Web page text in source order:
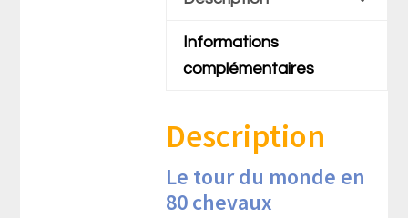
Informations
complémentaires
Description
Le tour du monde en
80 chevaux